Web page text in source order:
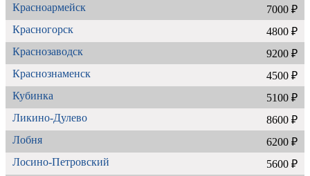
Красноармейск
7000 ₽
Красногорск
4800 ₽
Краснозаводск
9200 ₽
Краснознаменск
4500 ₽
Кубинка
5100 ₽
Ликино-Дулево
8600 ₽
Лобня
6200 ₽
Лосино-Петровский
5600 ₽